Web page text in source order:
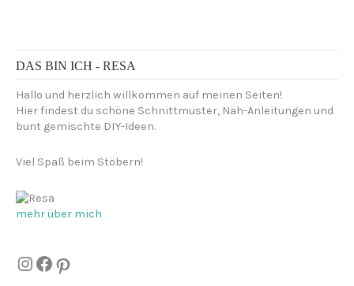
DAS BIN ICH - RESA
Hallo und herzlich willkommen auf meinen Seiten!
Hier findest du schöne Schnittmuster, Näh-Anleitungen und
bunt gemischte DIY-Ideen.
Viel Spaß beim Stöbern!
mehr über mich
InstagramFacebook Pinterest